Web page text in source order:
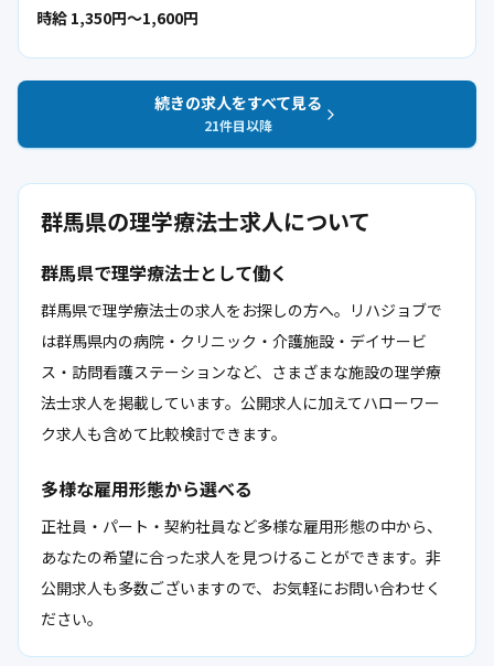
時給 1,350円〜1,600円
続きの求人をすべて見る
21件目以降
群馬県の理学療法士求人について
群馬県で理学療法士として働く
群馬県で理学療法士の求人をお探しの方へ。リハジョブで
は群馬県内の病院・クリニック・介護施設・デイサービ
ス・訪問看護ステーションなど、さまざまな施設の理学療
法士求人を掲載しています。公開求人に加えてハローワー
ク求人も含めて比較検討できます。
多様な雇用形態から選べる
正社員・パート・契約社員など多様な雇用形態の中から、
あなたの希望に合った求人を見つけることができます。非
公開求人も多数ございますので、お気軽にお問い合わせく
ださい。